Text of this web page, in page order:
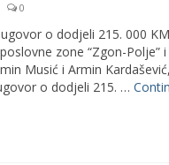
0
o dodjeli 215. 000
zone “Zgon-Polje” i
Musić i Armin
o dodjeli 215. …